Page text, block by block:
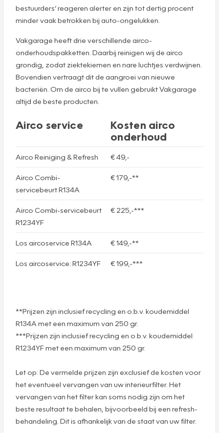
bestuurders’ reageren alerter en zijn tot dertig procent
minder vaak betrokken bij auto-ongelukken.
Vakgarage heeft drie verschillende airco-
onderhoudspakketten. Daarbij reinigen wij de airco
grondig, zodat ziektekiemen en nare luchtjes verdwijnen.
Bovendien vertraagt dit de aangroei van nieuwe
bacteriën. Om de airco bij te vullen gebruikt Vakgarage
altijd de beste producten.
Airco service
Kosten airco
onderhoud
Airco Reiniging & Refresh € 49,-
Airco Combi-
servicebeurt R134A
€ 179,-**
Airco Combi-servicebeurt
R1234YF
€ 225,-***
Los aircoservice R134A € 149,-**
Los aircoservice: R1234YF € 199,-***
**Prijzen zijn inclusief recycling en o.b.v. koudemiddel
R134A met een maximum van 250 gr.
***Prijzen zijn inclusief recycling en o.b.v. koudemiddel
R1234YF met een maximum van 250 gr.
Let op: De vermelde prijzen zijn exclusief de kosten voor
het eventueel vervangen van uw interieurfilter. Het
vervangen van het filter kan soms nodig zijn om het
beste resultaat te behalen, bijvoorbeeld bij een refresh-
behandeling. Dit is afhankelijk van de staat van uw filter.